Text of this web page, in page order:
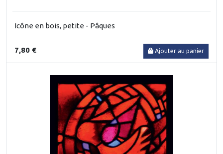
Icône en bois, petite - Pâques
7,80 € Ajouter au panier